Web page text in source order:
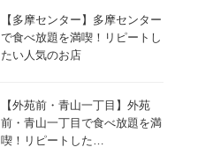
【多摩センター】多摩センター
で食べ放題を満喫！リピートし
たい人気のお店
【外苑前・青山一丁目】外苑
前・青山一丁目で食べ放題を満
喫！リピートした…